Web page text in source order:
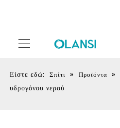
Είστε εδώ: Σπίτι » Προϊόντα »
υδρογόνου νερού